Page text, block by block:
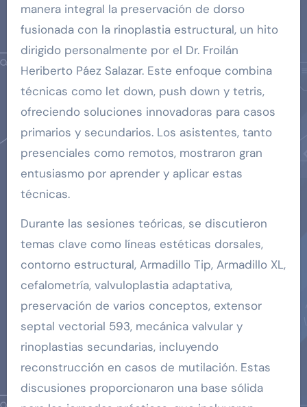
manera integral la preservación de dorso
fusionada con la rinoplastia estructural, un hito
dirigido personalmente por el Dr. Froilán
Heriberto Páez Salazar. Este enfoque combina
técnicas como let down, push down y tetris,
ofreciendo soluciones innovadoras para casos
primarios y secundarios. Los asistentes, tanto
presenciales como remotos, mostraron gran
entusiasmo por aprender y aplicar estas
técnicas.
Durante las sesiones teóricas, se discutieron
temas clave como líneas estéticas dorsales,
contorno estructural, Armadillo Tip, Armadillo XL,
cefalometría, valvuloplastia adaptativa,
preservación de varios conceptos, extensor
septal vectorial 593, mecánica valvular y
rinoplastias secundarias, incluyendo
reconstrucción en casos de mutilación. Estas
discusiones proporcionaron una base sólida